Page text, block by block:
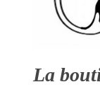
La